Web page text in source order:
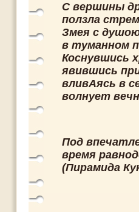
С вершины
ползла
Змея с
в туманном
Коснувшись
явившись
вливАясь в
волнует
Под
время
(Пирамида